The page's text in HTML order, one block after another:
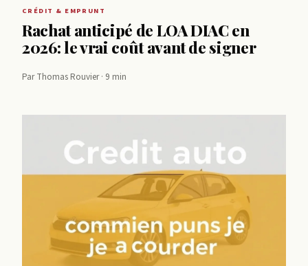
CRÉDIT & EMPRUNT
Rachat anticipé de LOA DIAC en
2026: le vrai coût avant de signer
Par Thomas Rouvier · 9 min